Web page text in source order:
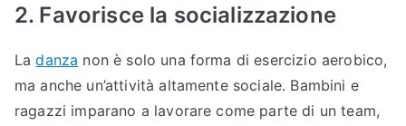
2. Favorisce la socializzazione
Ladanza non è solo una forma di esercizio aerobico,
ma anche un’attività altamente sociale. Bambini e
ragazzi imparano a lavorare come parte di un team,